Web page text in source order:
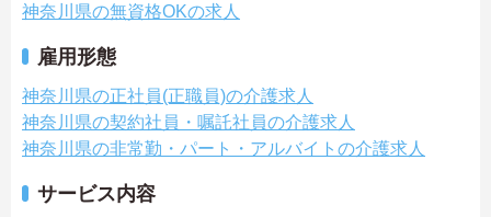
神奈川県の無資格OKの求人
雇用形態
神奈川県の正社員(正職員)の介護求人
神奈川県の契約社員・嘱託社員の介護求人
神奈川県の非常勤・パート・アルバイトの介護求人
サービス内容